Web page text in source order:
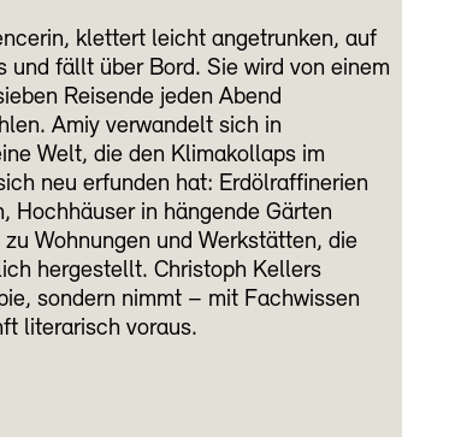
klettert leicht angetrunken, auf
fällt über Bord. Sie wird von einem
Reisende jeden Abend
Amiy verwandelt sich in
Welt, die den Klimakollaps im
neu erfunden hat: Erdölraffinerien
Hochhäuser in hängende Gärten
Wohnungen und Werkstätten, die
hergestellt. Christoph Kellers
sondern nimmt – mit Fachwissen
literarisch voraus.